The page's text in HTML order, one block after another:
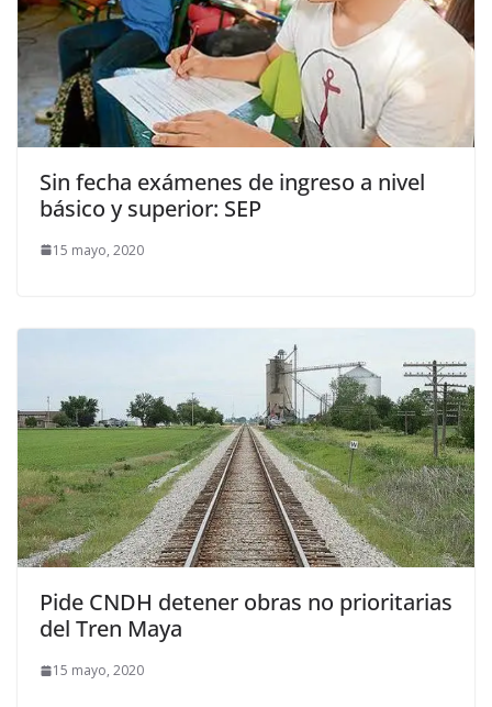
Sin fecha exámenes de ingreso a nivel
básico y superior: SEP
15 mayo, 2020
Pide CNDH detener obras no prioritarias
del Tren Maya
15 mayo, 2020